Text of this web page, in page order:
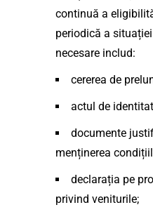
continuă a
periodică a
necesare includ:
cererea de
actul de
documente
menținerea
declarația pe
privind veniturile;